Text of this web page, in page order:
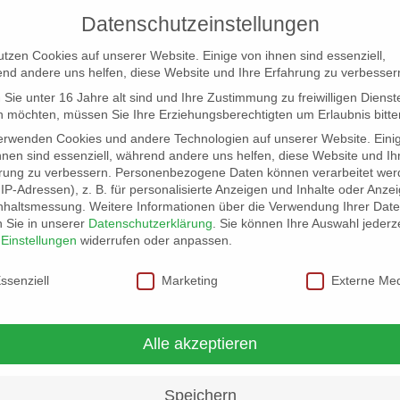
LOCATION SCOUT ELB-LOCATION: PANORAMA
Datenschutzeinstellungen
Cookies auf unserer Website. Einige von ihnen sind essenziell,
andere uns helfen, diese Website und Ihre Erfahrung zu
Sie unter 16 Jahre alt sind und Ihre Zustimmung zu freiwilligen
möchten, müssen Sie Ihre Erziehungsberechtigten um Erlaubnis
Cookies und andere Technologien auf unserer Website.
sind essenziell, während andere uns helfen, diese Website und
zu verbessern.
Personenbezogene Daten können verarbeitet
Adressen), z. B. für personalisierte Anzeigen und Inhalte oder
Weitere Informationen über die Verwendung Ihrer
Sie in unserer Datenschutzerklärung
Sie können Ihre Auswahl
Einstellungen widerrufen oder anpassen.
Marketing Externe
Alle akzeptieren
Speichern